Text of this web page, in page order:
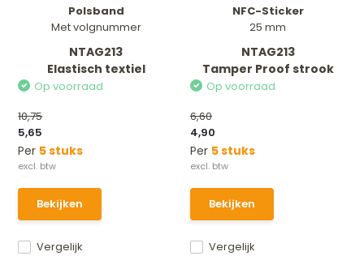
Polsband
Met volgnummer
NTAG213
Elastisch textiel
Vergelijk
Op voorraad
10,75
5,65
Per 5 stuks
Bekijken
NFC-Sticker
25 mm
NTAG213
Tamper Proof strook
Vergelijk
Op voorraad
6,60
4,90
Per 5 stuks
Bekijken